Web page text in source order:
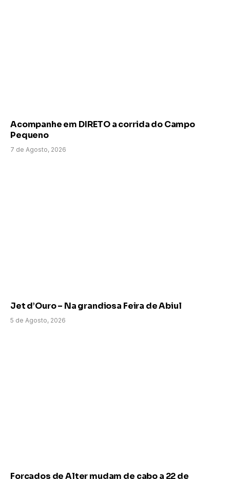
Acompanhe em DIRETO a corrida do Campo
Pequeno
7 de Agosto, 2026
Jet d’Ouro – Na grandiosa Feira de Abiul
5 de Agosto, 2026
Forcados de Alter mudam de cabo a 22 de